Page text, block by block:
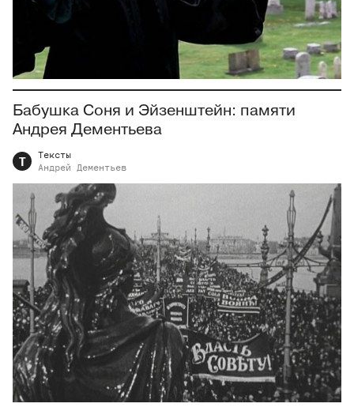
Бабушка Соня и Эйзенштейн: памяти
Андрея Дементьева
Т
Тексты
Андрей
Дементьев